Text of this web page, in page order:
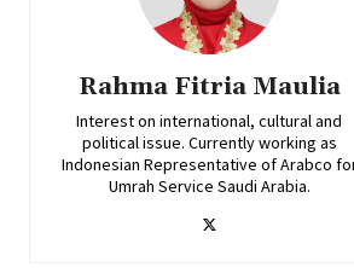
Rahma Fitria Maulia
Interest on international, cultural and
political issue. Currently working as
Indonesian Representative of Arabco
Umrah Service Saudi Arabia.